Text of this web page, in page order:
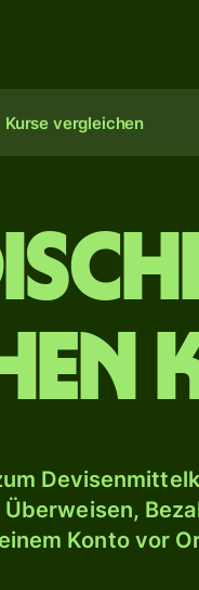
Kurse vergleichen
Konto vor